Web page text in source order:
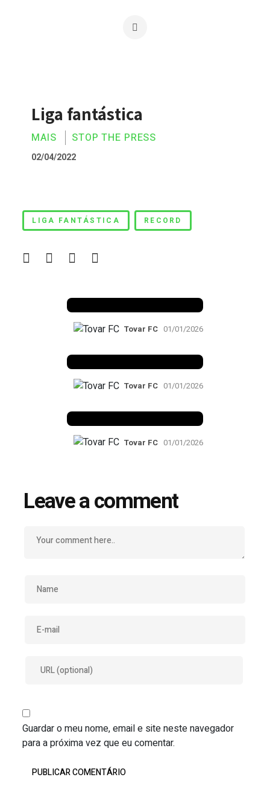
Liga fantástica
MAIS STOP THE PRESS
02/04/2022
Liga fantástica
LIGA FANTÁSTICA RECORD
Tovar FC 01/01/2026
Tovar FC 01/01/2026
Tovar FC 01/01/2026
Leave a comment
Guardar o meu nome, email e site neste navegador
para a próxima vez que eu comentar.